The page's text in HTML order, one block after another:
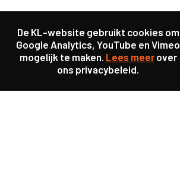
De KL-website gebruikt cookies om
Google Analytics, YouTube en Vimeo
mogelijk te maken. Lees meerover
ons privacybeleid.